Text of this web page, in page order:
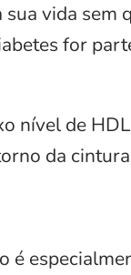
vida sem
for
nível de
da cintura